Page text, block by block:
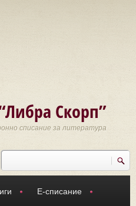
Скорп”
списание за литература
Търси
Е-списание